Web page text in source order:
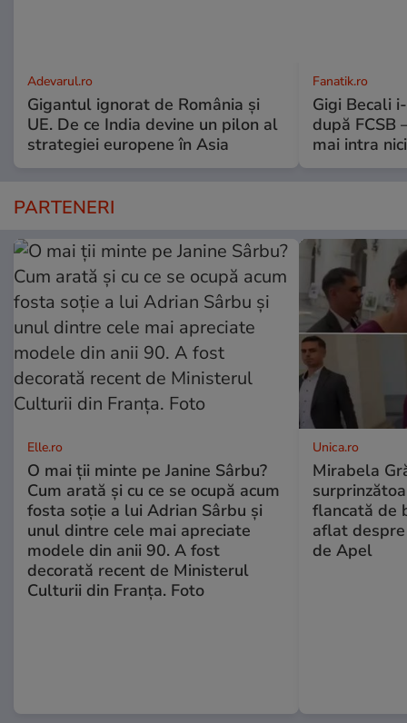
Adevarul.ro
Gigantul ignorat de România și
UE. De ce India devine un pilon al
strategiei europene în Asia
Fanatik.ro
Gigi Becali
după FCSB
mai intra
PARTENERI
Elle.ro
O mai ții minte pe Janine Sârbu?
Cum arată și cu ce se ocupă acum
fosta soție a lui Adrian Sârbu și
unul dintre cele mai apreciate
modele din anii 90. A fost
decorată recent de Ministerul
Culturii din Franța. Foto
Unica.ro
Mirabela
flancată de
aflat
de Apel